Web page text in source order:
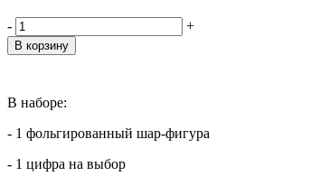
-
+
В наборе:
- 1 фольгированный шар-фигура
- 1 цифра на выбор